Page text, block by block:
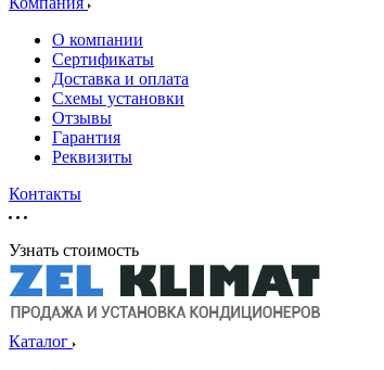
О компании
Сертификаты
Доставка и оплата
Схемы установки
Отзывы
Гарантия
Реквизиты
Контакты
Узнать стоимость
Каталог